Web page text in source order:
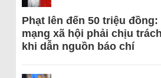
Phạt lên đến 50 triệu
mạng xã hội phải chịu
khi dẫn nguồn báo chí